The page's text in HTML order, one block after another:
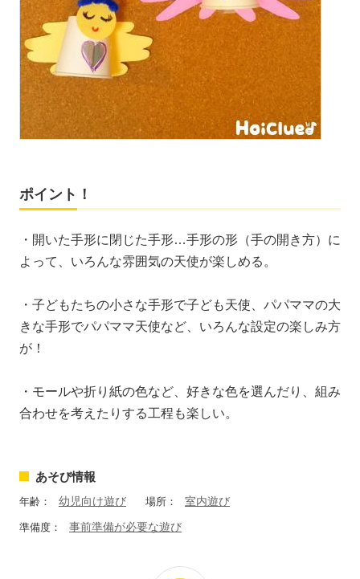
ポイント！
・開いた手形に閉じた手形…手形の形（手の開き方）に
よって、いろんな雰囲気の天使が楽しめる。
・子どもたちの小さな手形で子ども天使、パパママの大
きな手形でパパママ天使など、いろんな設定の楽しみ方
が！
・モールや折り紙の色など、好きな色を選んだり、組み
合わせを考えたりする工程も楽しい。
あそび情報
年齢： 幼児向け遊び 場所： 室内遊び
準備度： 事前準備が必要な遊び